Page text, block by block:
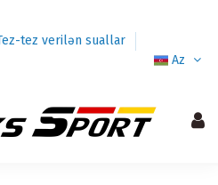
tez verilən suallar
Az